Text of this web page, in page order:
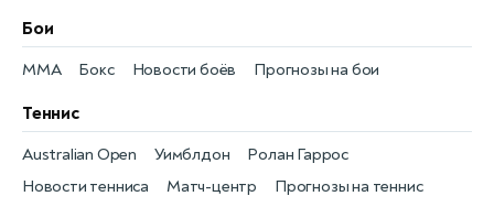
Бои
Новости боёв
MMA Прогнозы на бои
Бокс
Теннис
Новости тенниса
Australian Open
Матч-центр
Уимблдон
Прогнозы на теннис
Ролан Гаррос